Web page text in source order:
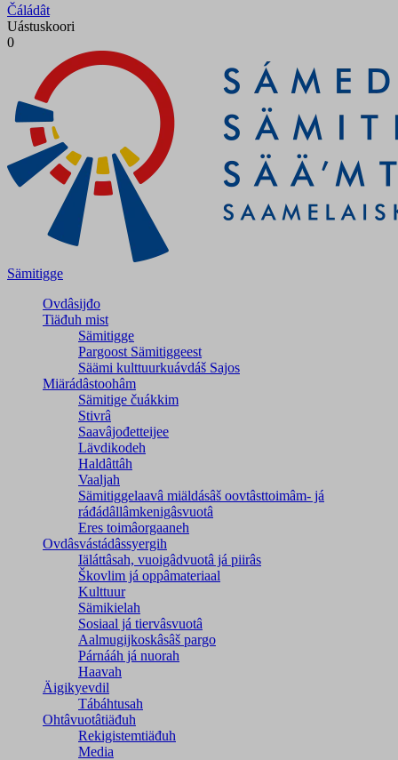
Čáládât
Uástuskoori
0
Sämitigge
Ovdâsijđo
Tiäđuh mist
Sämitigge
Pargoost Sämitiggeest
Säämi kulttuurkuávdáš Sajos
Miärádâstoohâm
Sämitige čuákkim
Stivrâ
Saavâjođetteijee
Lävdikodeh
Haldâttâh
Vaaljah
Sämitiggelaavâ miäldásâš oovtâsttoimâm- já
ráđádâllâmkenigâsvuotâ
Eres toimâorgaaneh
Ovdâsvástádâssyergih
Iäláttâsah, vuoigâdvuotâ já piirâs
Škovlim já oppâmateriaal
Kulttuur
Sämikielah
Sosiaal já tiervâsvuotâ
Aalmugijkoskâsâš pargo
Párnááh já nuorah
Haavah
Äigikyevdil
Tábáhtusah
Ohtâvuotâtiäđuh
Rekigistemtiäđuh
Media